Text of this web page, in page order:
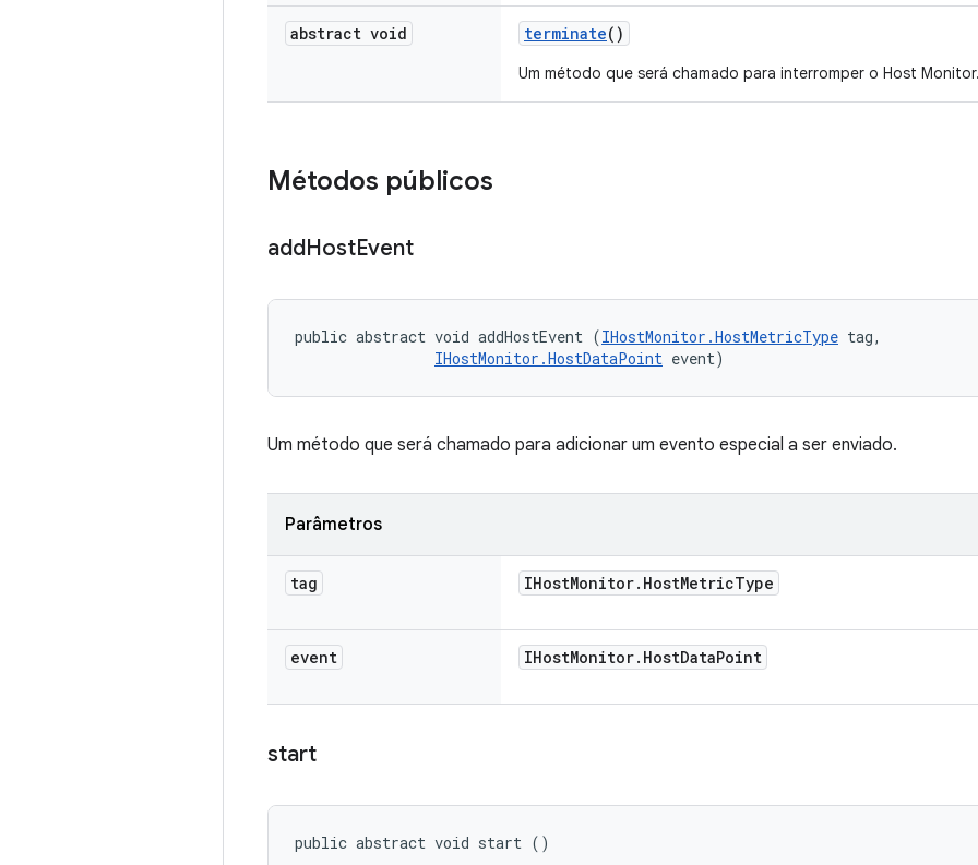
abstract void terminate()
Um método que será chamado para interromper o Host Monitor.
Métodos públicos
addHostEvent
public abstract void addHostEvent (IHostMonitor.HostMetricType tag,
IHostMonitor.HostDataPoint event)
Um método que será chamado para adicionar um evento especial a ser enviado.
Parâmetros
tag IHostMonitor. HostMetricType
event IHostMonitor. HostDataPoint
start
public abstract void start ()